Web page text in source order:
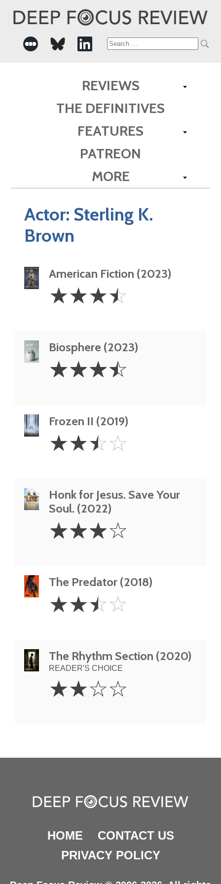
Search
REVIEWS
THE DEFINITIVES
FEATURES
PATREON
MORE
Actor: Sterling K.
Brown
American Fiction (2023)
3.5
Stars
☆☆☆☆
Biosphere (2023)
3.5
Stars
☆☆☆☆
Frozen II (2019)
2.5
Stars
☆☆☆☆
Honk for Jesus. Save Your
Soul. (2022)
Stars
☆☆☆☆
The Predator (2018)
2.5
Stars
☆☆☆☆
The Rhythm Section (2020)
READER'S CHOICE
Stars
☆☆☆☆
HOME
CONTACT US
PRIVACY POLICY